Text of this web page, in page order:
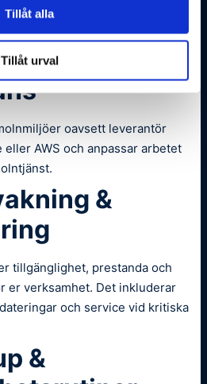
Tillåt alla
Tillåt urval
molnbaserad infrastruktur
oavsett leverantör
eller AWS och anpassar arbetet
&
tillgänglighet, prestanda och
er verksamhet. Det inkluderar
och service vid kritiska
&